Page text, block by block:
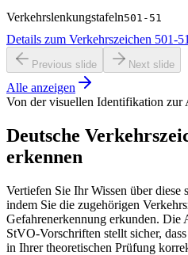
Verkehrslenkungstafeln501-51
Details zum Verkehrszeichen 501-
Previous slide Next slide
Alle anzeigen
Von der visuellen Identifikation zur
Deutsche
erkennen
Vertiefen Sie Ihr Wissen über diese
indem Sie die zugehörigen
Gefahrenerkennung erkunden.
StVO-Vorschriften stellt sicher,
in Ihrer theoretischen Prüfung